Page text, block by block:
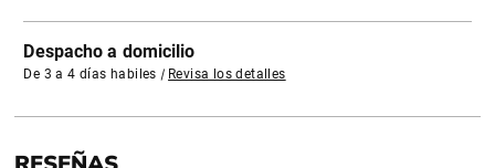
Despacho a domicilio
De 3 a 4 días habiles | Revisa los detalles